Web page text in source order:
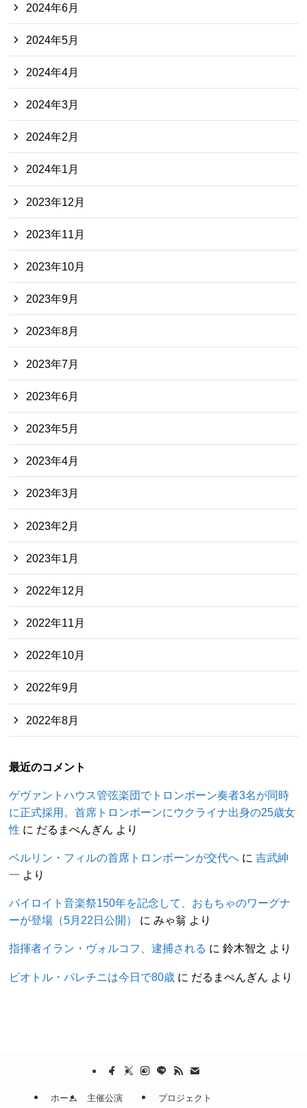
2024年6月
2024年5月
2024年4月
2024年3月
2024年2月
2024年1月
2023年12月
2023年11月
2023年10月
2023年9月
2023年8月
2023年7月
2023年6月
2023年5月
2023年4月
2023年3月
2023年2月
2023年1月
2022年12月
2022年11月
2022年10月
2022年9月
2022年8月
最近のコメント
ゲヴァントハウス管弦楽団でトロンボーン奏者3名が同時
に正式採用。首席トロンボーンにウクライナ出身の25歳女
性 に だるまぺんぎん より
ベルリン・フィルの首席トロンボーンが交代へ に吉武紳
一 より
バイロイト音楽祭150年を記念して、おもちゃのワーグナ
ーが登場（5月22日公開）
にみゃ翁 より
指揮者イラン・ヴォルコフ、逮捕される に鈴木智之 より
ピオトル・パレチニは今日で80歳 に だるまぺんぎん より
ホーム 主催公演 プロジェクト